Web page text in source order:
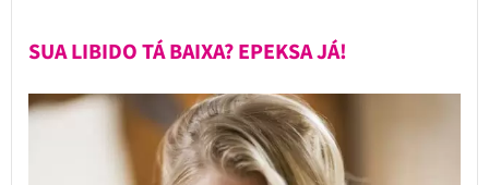
SUA LIBIDO TÁ BAIXA? EPEKSA JÁ!